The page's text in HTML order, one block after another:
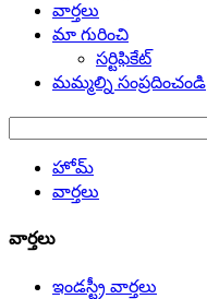
వార్తలు
మా గురించి
సర్టిఫికేట్
మమ్మల్ని సంప్రదించండి
హోమ్
వార్తలు
వార్తలు
ఇండస్ట్రీ వార్తలు